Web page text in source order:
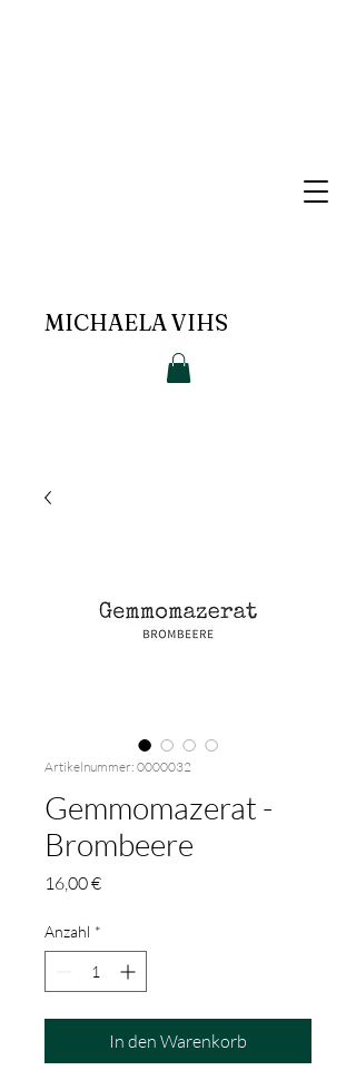
MICHAELA VIHS
Artikelnummer: 0000032
Gemmomazerat -
Brombeere
16,00 €Preis
Anzahl *
In den Warenkorb